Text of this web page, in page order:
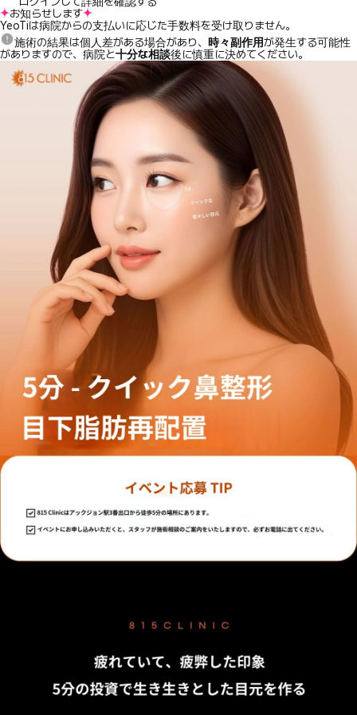
お知らせします
YeoTiは病院からの支払いに応じた手数料を受け取りません。
施術の結果は個人差がある場合があり、 時々副作用が発生する可能性
がありますので、病院と十分な相談後に慎重に決めてください。